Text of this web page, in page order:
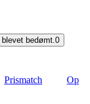
bedømt. 0
Prismatch
Op